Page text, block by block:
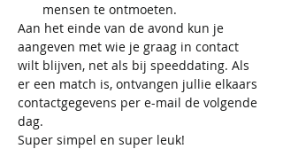
mensen te ontmoeten.
Aan het einde van de avond kun je
aangeven met wie je graag in contact
wilt blijven, net als bij speeddating. Als
er een match is, ontvangen jullie elkaars
contactgegevens per e-mail de volgende
dag.​
​​Super simpel en super leuk!